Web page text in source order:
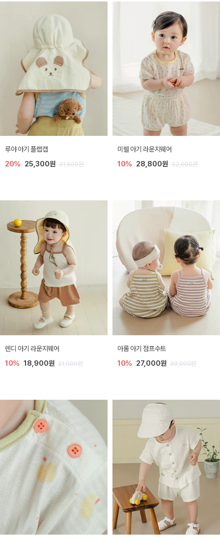
루야 아기 플랩캡
20% 25,300원 31,600원
미렐 아기 라운지웨어
10% 28,800원 32,000원
렌디 아기 라운지웨어
10% 18,900원 21,000원
아롬 아기 점프수트
10% 27,000원 30,000원